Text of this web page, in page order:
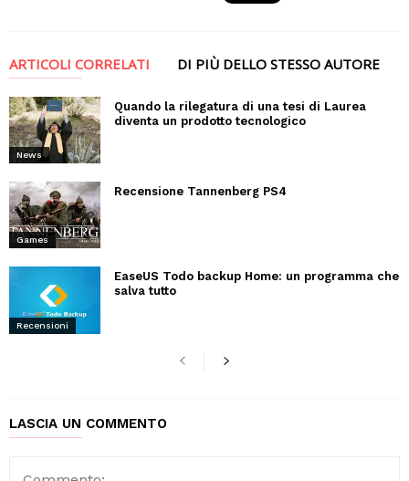
ARTICOLI CORRELATI DI PIÙ DELLO STESSO AUTORE
News
Quando la rilegatura di una tesi di Laurea
diventa un prodotto tecnologico
Games
Recensione Tannenberg PS4
Recensioni
EaseUS Todo backup Home: un programma che
salva tutto
LASCIA UN COMMENTO